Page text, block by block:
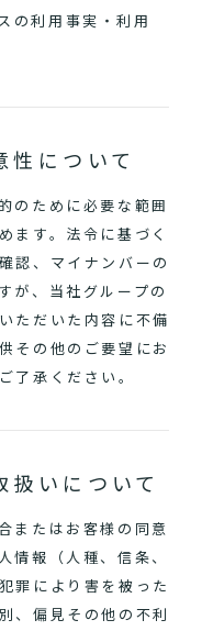
の利用事実・利用
性について
のために必要な範囲
ます。法令に基づく
認、マイナンバーの
が、当社グループの
ただいた内容に不備
その他のご要望にお
了承ください。
扱いについて
またはお客様の同意
情報（人種、信条、
罪により害を被った
、偏見その他の不利